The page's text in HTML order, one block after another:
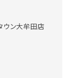
ン大牟田店